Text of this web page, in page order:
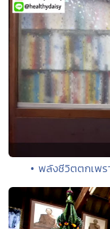
• พลังชีวิตตกเพร